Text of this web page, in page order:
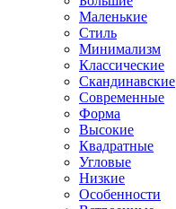
Маленькие
Стиль
Минимализм
Классические
Скандинавские
Современные
Форма
Высокие
Квадратные
Угловые
Низкие
Особенности